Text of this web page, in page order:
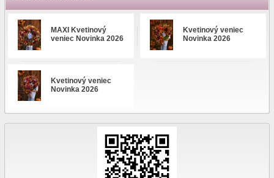
MAXI Kvetinový
veniec Novinka 2026
Kvetinový veniec
Novinka 2026
Kvetinový veniec
Novinka 2026